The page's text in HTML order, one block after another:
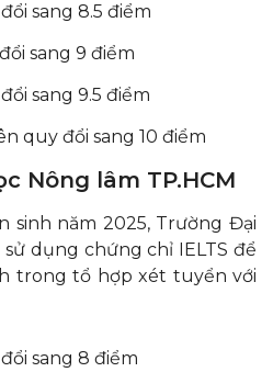
sang 8.5 điểm
sang 9 điểm
sang 9.5 điểm
quy đổi sang 10 điểm
Nông lâm TP.HCM
sinh năm 2025, Trường Đại
sử dụng chứng chỉ IELTS để
trong tổ hợp xét tuyển với
sang 8 điểm